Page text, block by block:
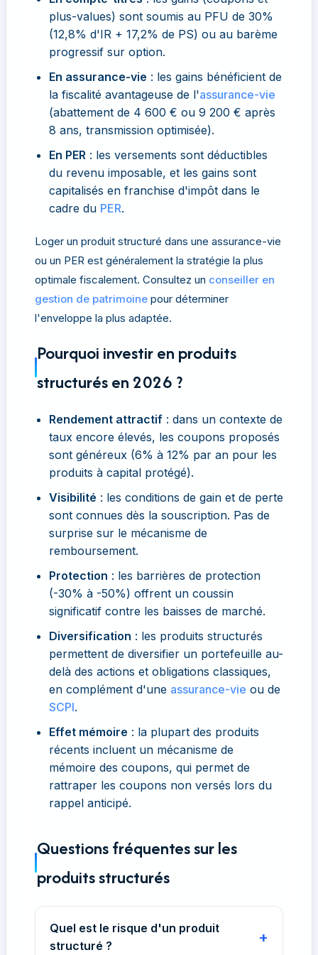
plus-values) sont soumis au PFU de 30%
(12,8% d'IR + 17,2% de PS) ou au barème
progressif sur option.
En assurance-vie : les gains bénéficient de
la fiscalité avantageuse de l'assurance-vie
(abattement de 4 600 € ou 9 200 € après
8 ans, transmission optimisée).
En PER : les versements sont déductibles
du revenu imposable, et les gains sont
capitalisés en franchise d'impôt dans le
cadre du PER.
Loger un produit structuré dans une assurance-vie
ou un PER est généralement la stratégie la plus
optimale fiscalement. Consultez un conseiller en
gestion de patrimoine pour déterminer
l'enveloppe la plus adaptée.
Pourquoi investir en produits
structurés en 2026 ?
Rendement attractif : dans un contexte de
taux encore élevés, les coupons proposés
sont généreux (6% à 12% par an pour les
produits à capital protégé).
Visibilité : les conditions de gain et de perte
sont connues dès la souscription. Pas de
surprise sur le mécanisme de
remboursement.
Protection : les barrières de protection
(-30% à -50%) offrent un coussin
significatif contre les baisses de marché.
Diversification : les produits structurés
permettent de diversifier un portefeuille au-
delà des actions et obligations classiques,
en complément d'une assurance-vie ou de
SCPI.
Effet mémoire : la plupart des produits
récents incluent un mécanisme de
mémoire des coupons, qui permet de
rattraper les coupons non versés lors du
rappel anticipé.
Questions fréquentes sur les
produits structurés
Quel est le risque d'un produit
structuré ?